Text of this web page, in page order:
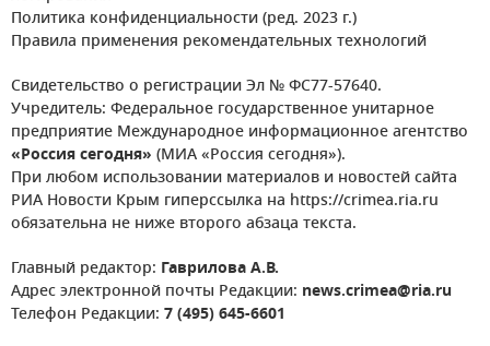
Политика конфиденциальности (ред. 2023 г.)
Правила применения рекомендательных технологий
Свидетельство о регистрации Эл № ФС77-57640.
Учредитель: Федеральное государственное унитарное
предприятие Международное информационное агентство
«Россия сегодня» (МИА «Россия сегодня»).
При любом использовании материалов и новостей сайта
РИА Новости Крым гиперссылка на https://crimea.ria.ru
обязательна не ниже второго абзаца текста.
Главный редактор: Гаврилова А.В.
Адрес электронной почты Редакции: news.crimea@ria.ru
Телефон Редакции: 7 (495) 645-6601